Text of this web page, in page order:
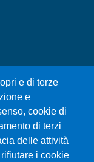
e di terze
e
cookie di
di terzi
delle attività
i cookie